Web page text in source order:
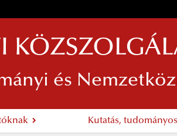
és
Kutatás,